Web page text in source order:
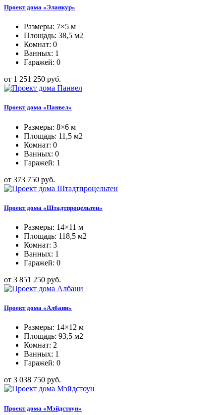
Проект дома «Эланкур»
Размеры: 7×5 м
Площадь: 38,5 м2
Комнат: 0
Ванных: 1
Гаражей: 0
от 1 251 250 руб.
Проект дома «Панвел»
Размеры: 8×6 м
Площадь: 11,5 м2
Комнат: 0
Ванных: 0
Гаражей: 1
от 373 750 руб.
Проект дома «Штадтпроцельтен»
Размеры: 14×11 м
Площадь: 118,5 м2
Комнат: 3
Ванных: 1
Гаражей: 0
от 3 851 250 руб.
Проект дома «Албани»
Размеры: 14×12 м
Площадь: 93,5 м2
Комнат: 2
Ванных: 1
Гаражей: 0
от 3 038 750 руб.
Проект дома «Мэйдстоун»